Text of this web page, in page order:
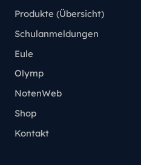
Produkte (Übersicht)
Schulanmeldungen
Eule
Olymp
NotenWeb
Shop
Kontakt